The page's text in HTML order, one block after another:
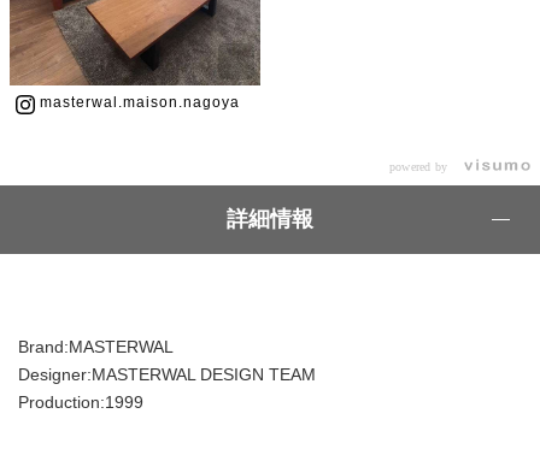
masterwal.maison.nagoya
powered by
詳細情報
Brand:MASTERWAL
Designer:MASTERWAL DESIGN TEAM
Production:1999